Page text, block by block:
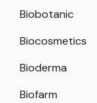
Biobotanic
Biocosmetics
Bioderma
Biofarm